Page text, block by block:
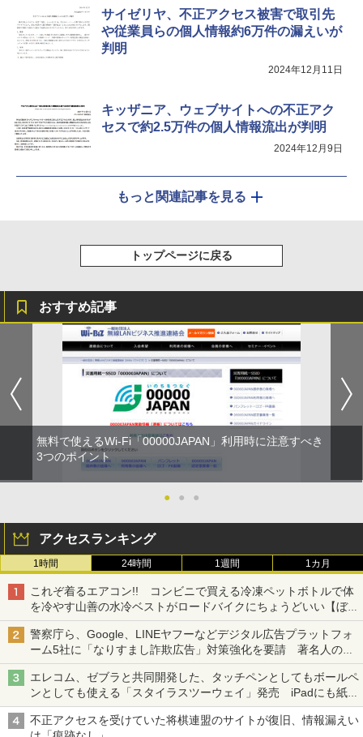
サイゼリヤ、不正アクセス被害で取引先
や従業員らの個人情報約6万件の漏えいが
判明
2024年12月11日
キッザニア、ウェブサイトへの不正アク
セスで約2.5万件の個人情報流出が判明
2024年12月9日
もっと関連記事を見る
トップページに戻る
おすすめ記事
無料で使えるWi-Fi「00000JAPAN」利用時に注意すべき
3つのポイント
● ● ●
アクセスランキング
1時間 24時間 1週間 1カ月
これぞ着るエアコン!! コンビニで買える冷凍ペットボトルで体
を冷やす山善の水冷ベストがロードバイクにちょうどいい【ぼっ
ち・ざ・ろーど！その14】【空いた時間でなにしてる？】
警察庁ら、Google、LINEヤフーなどデジタル広告プラットフォ
ーム5社に「なりすまし詐欺広告」対策強化を要請 著名人の写
真や映像を使った投資詐欺などへの対策として
エレコム、ゼブラと共同開発した、タッチペンとしてもボールペ
ンとしても使える「スタイラスツーウェイ」発売 iPadにも紙に
も、持ち替えずに書き込める
不正アクセスを受けていた将棋連盟のサイトが復旧、情報漏えい